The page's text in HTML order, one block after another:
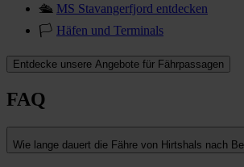
🛳 MS Stavangerfjord entdecken
🏳 Häfen und Terminals
Entdecke unsere Angebote für Fährpassagen
FAQ
Wie lange dauert die Fähre von Hirtshals nach